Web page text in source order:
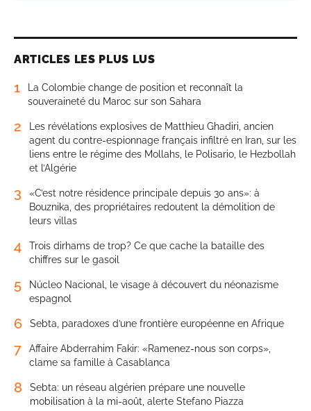
ARTICLES LES PLUS LUS
1
La Colombie change de position et reconnaît la
souveraineté du Maroc sur son Sahara
2
Les révélations explosives de Matthieu Ghadiri, ancien
agent du contre-espionnage français infiltré en Iran, sur les
liens entre le régime des Mollahs, le Polisario, le Hezbollah
et l’Algérie
3
«C’est notre résidence principale depuis 30 ans»: à
Bouznika, des propriétaires redoutent la démolition de
leurs villas
4
Trois dirhams de trop? Ce que cache la bataille des
chiffres sur le gasoil
5
Núcleo Nacional, le visage à découvert du néonazisme
espagnol
6 Sebta, paradoxes d’une frontière européenne en Afrique
7
Affaire Abderrahim Fakir: «Ramenez-nous son corps»,
clame sa famille à Casablanca
8
Sebta: un réseau algérien prépare une nouvelle
mobilisation à la mi-août, alerte Stefano Piazza